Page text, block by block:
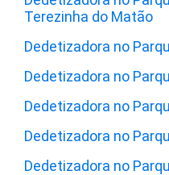
Terezinha do Matão
Dedetizadora no
Dedetizadora no
Dedetizadora no
Dedetizadora no
Dedetizadora no